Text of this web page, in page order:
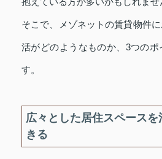
そこで、メゾネットの賃貸物件
活がどのようなものか、3つのポ
す。
広々とした居住スペース
きる